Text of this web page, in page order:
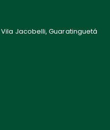
Vila Jacobelli, Guaratinguetá